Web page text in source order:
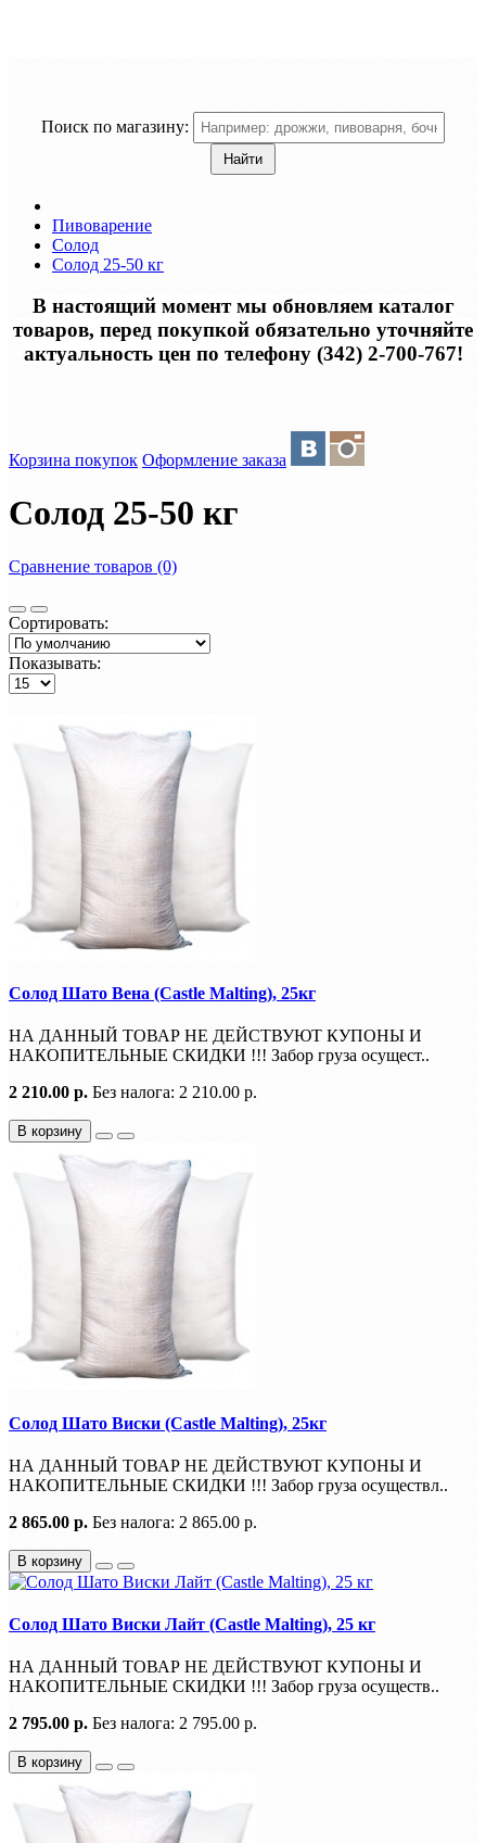
Поиск по магазину:
Пивоварение
Солод
Солод 25-50 кг
В настоящий момент мы обновляем каталог
товаров, перед покупкой обязательно уточняйте
актуальность цен по телефону (342) 2-700-767!
Корзина покупок Оформление заказа
Солод 25-50 кг
Сравнение товаров (0)
Сортировать:
Показывать:
Солод Шато Вена (Castle Malting), 25кг
НА ДАННЫЙ ТОВАР НЕ ДЕЙСТВУЮТ КУПОНЫ И
НАКОПИТЕЛЬНЫЕ СКИДКИ !!! Забор груза осущест..
2 210.00 р. Без налога: 2 210.00 р.
В корзину
Солод Шато Виски (Castle Malting), 25кг
НА ДАННЫЙ ТОВАР НЕ ДЕЙСТВУЮТ КУПОНЫ И
НАКОПИТЕЛЬНЫЕ СКИДКИ !!! Забор груза осуществл..
2 865.00 р. Без налога: 2 865.00 р.
В корзину
Солод Шато Виски Лайт (Castle Malting), 25 кг
НА ДАННЫЙ ТОВАР НЕ ДЕЙСТВУЮТ КУПОНЫ И
НАКОПИТЕЛЬНЫЕ СКИДКИ !!! Забор груза осуществ..
2 795.00 р. Без налога: 2 795.00 р.
В корзину